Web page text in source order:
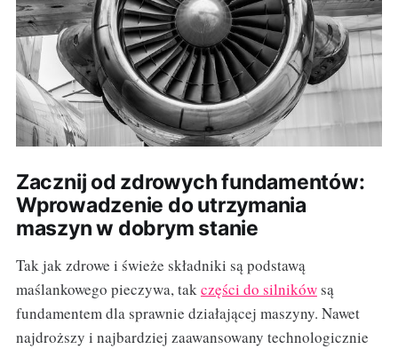
Zacznij od zdrowych fundamentów:
Wprowadzenie do utrzymania
maszyn w dobrym stanie
Tak jak zdrowe i świeże składniki są podstawą
maślankowego pieczywa, takczęści do silnikówsą
fundamentem dla sprawnie działającej maszyny. Nawet
najdroższy i najbardziej zaawansowany technologicznie